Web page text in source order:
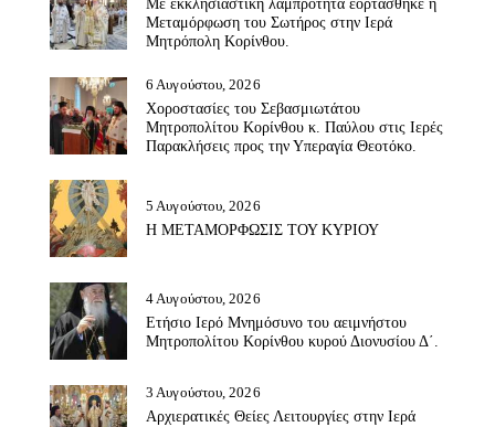
Με εκκλησιαστική λαμπρότητα εορτάσθηκε η
Μεταμόρφωση του Σωτήρος στην Ιερά
Μητρόπολη Κορίνθου.
6 Αυγούστου, 2026
Χοροστασίες του Σεβασμιωτάτου
Μητροπολίτου Κορίνθου κ. Παύλου στις Ιερές
Παρακλήσεις προς την Υπεραγία Θεοτόκο.
5 Αυγούστου, 2026
Η ΜΕΤΑΜΟΡΦΩΣΙΣ ΤΟΥ ΚΥΡΙΟΥ
4 Αυγούστου, 2026
Ετήσιο Ιερό Μνημόσυνο του αειμνήστου
Μητροπολίτου Κορίνθου κυρού Διονυσίου Δ΄.
3 Αυγούστου, 2026
Αρχιερατικές Θείες Λειτουργίες στην Ιερά